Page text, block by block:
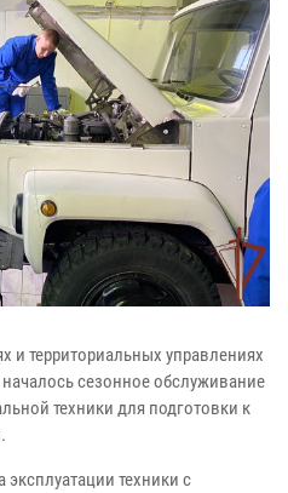
и территориальных управлениях
сезонное обслуживание
техники для подготовки к
техники с